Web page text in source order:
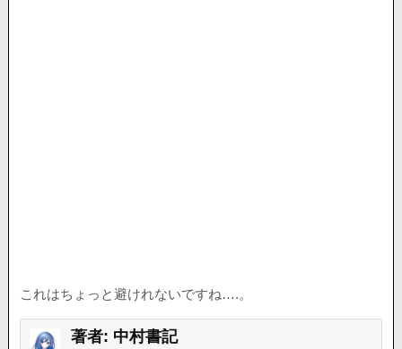
これはちょっと避けれないですね….。
著者: 中村書記